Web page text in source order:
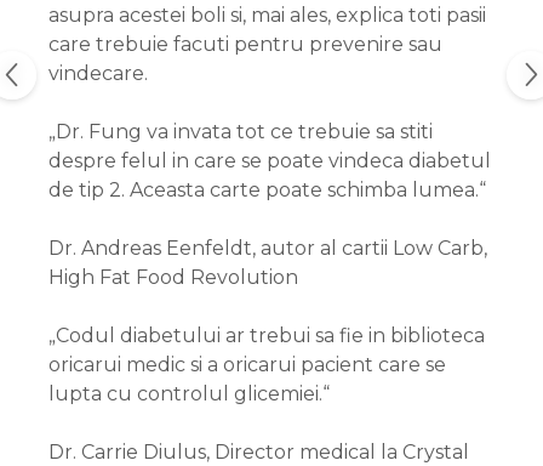
asupra acestei boli si, mai ales, explica toti pasii
care trebuie facuti pentru prevenire sau
vindecare.
„Dr. Fung va invata tot ce trebuie sa stiti
despre felul in care se poate vindeca diabetul
de tip 2. Aceasta carte poate schimba lumea.“
Dr. Andreas Eenfeldt, autor al cartii Low Carb,
High Fat Food Revolution
„Codul diabetului ar trebui sa fie in biblioteca
oricarui medic si a oricarui pacient care se
lupta cu controlul glicemiei.“
Dr. Carrie Diulus, Director medical la Crystal